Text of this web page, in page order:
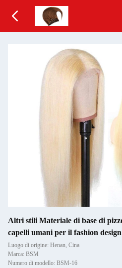
Altri stili Materiale di base di
capelli umani per il fashion design
Luogo di origine: Henan, Cina
Marca: BSM
Numero di modello: BSM-16